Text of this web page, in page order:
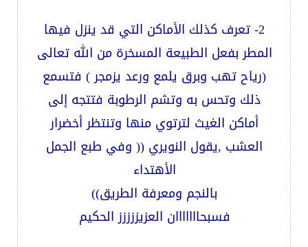
2- تعرف كذلك الأماكن التي قد ينزل فيها
المطر بفعل الطبيعة المسخرة من الله تعالى
(رياح تهب وبرق يلمع ورعد يزمجر) فتسمع
ذلك وتحس به وتشم الرطوبة فتتجه إلى
أماكن الغيث لترتوي منها وتنتظر أخضرار
العشب ,يقول النويري (( وفي طبع الجمل
الأهتداء
بالنجم ومعرفة الطريق))
فسبحااااااان العزيززززز الحكيم